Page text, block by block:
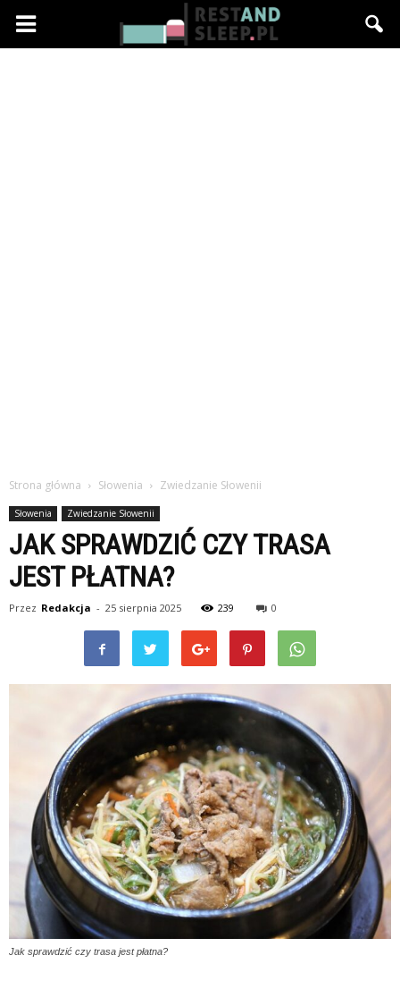
Restandsleep.pl
Strona główna Słowenia Zwiedzanie Słowenii
Słowenia Zwiedzanie Słowenii
JAK SPRAWDZIĆ CZY TRASA
JEST PŁATNA?
Przez Redakcja - 25 sierpnia 2025 239 0
Jak sprawdzić czy trasa jest płatna?